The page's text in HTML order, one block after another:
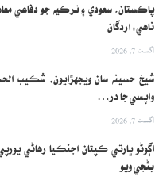
پاڪستان، سعودي ۽ ترڪيه جو دفاعي
ناهي: اردگان
اگست 7, 2026
شيخ حسينه سان ويجهڙايون، شڪيب
واپسي جا در…
اگست 7, 2026
اڳوڻو ڀارتي ڪپتان اجنڪيا رهاڻي
بڻجي ويو